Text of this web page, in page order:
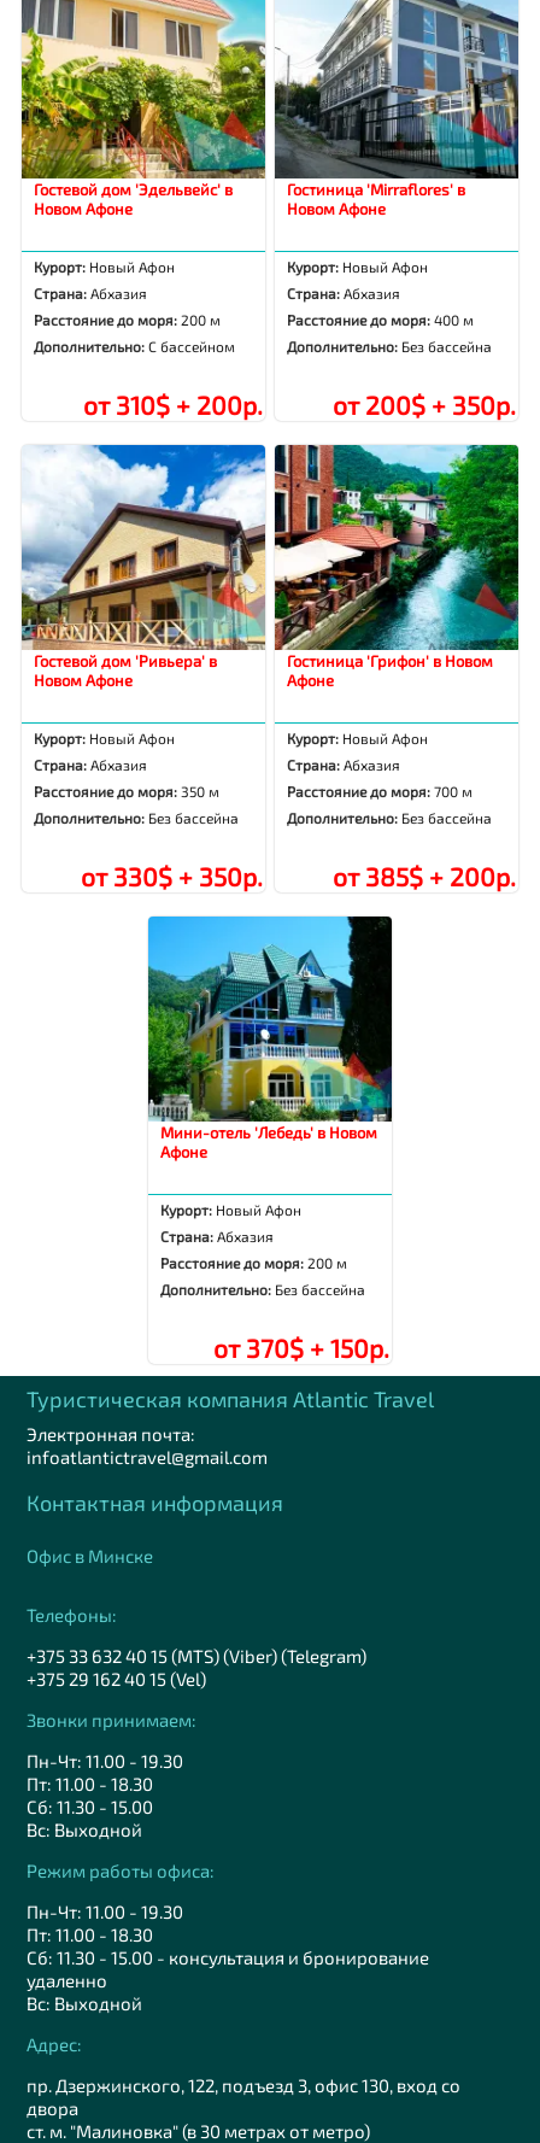
Гостевой дом 'Эдельвейс' в
Новом Афоне
Курорт: Новый Афон
Страна:Абхазия
Расстояние до моря:200 м
Дополнительно:С бассейном
от 310$ + 200р.
Гостиница 'Mirraflores' в
Новом Афоне
Курорт: Новый Афон
Страна:Абхазия
Расстояние до моря:400 м
Дополнительно: Без бассейна
от 200$ + 350р.
Гостевой дом 'Ривьера' в
Новом Афоне
Курорт: Новый Афон
Страна:Абхазия
Расстояние до моря: 350 м
Дополнительно: Без бассейна
от 330$ + 350р.
Гостиница 'Грифон' в Новом
Афоне
Курорт: Новый Афон
Страна:Абхазия
Расстояние до моря:700 м
Дополнительно: Без бассейна
от 385$ + 200р.
Мини-отель 'Лебедь' в Новом
Афоне
Курорт: Новый Афон
Страна:Абхазия
Расстояние до моря:200 м
Дополнительно: Без бассейна
от 370$ + 150р.
Туристическая компания Аtlantic Travel
Электронная почта:
infoatlantictravel@gmail.com
Контактная информация
Офис в Минске
Телефоны:
+375 33 632 40 15 (MTS) (Viber) (Telegram)
+375 29 162 40 15 (Vel)
Звонки принимаем:
Пн-Чт: 11.00 - 19.30
Пт: 11.00 - 18.30
Сб: 11.30 - 15.00
Вс: Выходной
Режим работы офиса:
Пн-Чт: 11.00 - 19.30
Пт: 11.00 - 18.30
Сб: 11.30 - 15.00 - консультация и бронирование
удаленно
Вс: Выходной
Адрес:
пр. Дзержинского, 122, подъезд 3, офис 130, вход со
двора
ст. м. "Малиновка" (в 30 метрах от метро)